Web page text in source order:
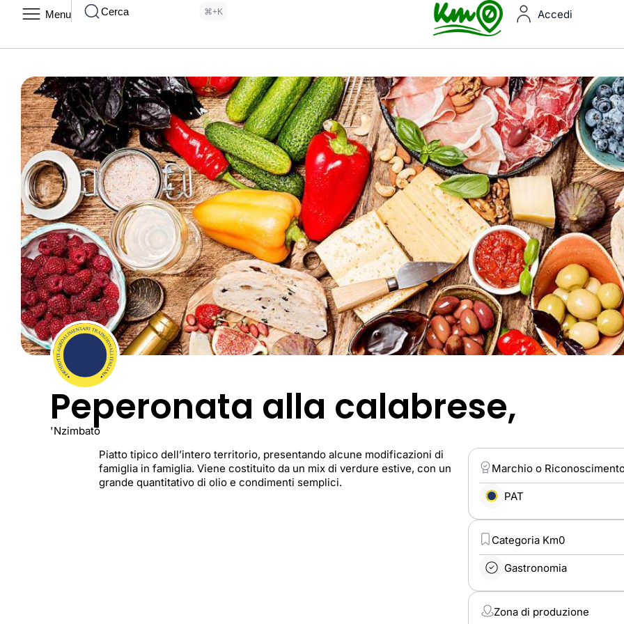
Menu Cerca ⌘+K Accedi
Peperonata alla calabrese,
'Nzimbatò
Piatto tipico dell’intero territorio, presentando alcune modificazioni di
famiglia in famiglia. Viene costituito da un mix di verdure estive, con un
grande quantitativo di olio e condimenti semplici.
Marchio o
PAT
Categoria Km0
Gastronomia
Zona di produzione